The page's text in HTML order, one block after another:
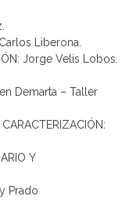
Liberona.
Jorge Velis Lobos.
Demarta – Taller
Y
Prado